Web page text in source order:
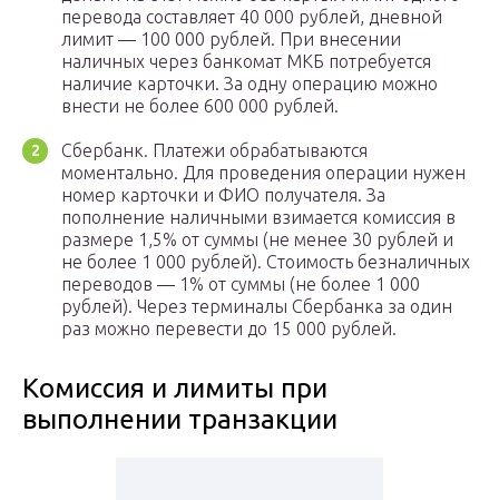
перевода составляет 40 000 рублей, дневной
лимит — 100 000 рублей. При внесении
наличных через банкомат МКБ потребуется
наличие карточки. За одну операцию можно
внести не более 600 000 рублей.
Сбербанк. Платежи обрабатываются
моментально. Для проведения операции нужен
номер карточки и ФИО получателя. За
пополнение наличными взимается комиссия в
размере 1,5% от суммы (не менее 30 рублей и
не более 1 000 рублей). Стоимость безналичных
переводов — 1% от суммы (не более 1 000
рублей). Через терминалы Сбербанка за один
раз можно перевести до 15 000 рублей.
Комиссия и лимиты при
выполнении транзакции